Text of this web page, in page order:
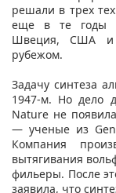
решали в трех
еще в те годы
Швеция, США и
рубежом.
Задачу синтеза
1947-м. Но дело
Nature не
— ученые из
Компания
вытягивания
фильеры. После
заявила, что